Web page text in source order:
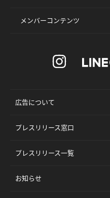
メンバーコンテンツ
広告について
プレスリリース窓口
プレスリリース一覧
お知らせ